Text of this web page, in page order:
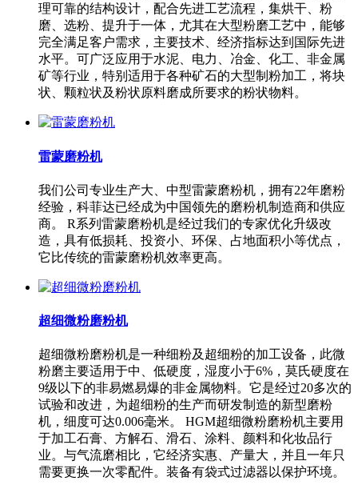
理可靠的结构设计，配合先进工艺流程，集烘干、粉
磨、选粉、提升于一体，尤其在大型粉磨工艺中，能够
完全满足客户需求，主要技术、经济指标达到国际先进
水平。可广泛应用于水泥、电力、冶金、化工、非金属
矿等行业，特别适用于各种矿石的大型制粉加工，将块
状、颗粒状及粉状原料磨成所要求的粉状物料。
雷蒙磨粉机
我们公司专业生产大、中型雷蒙磨粉机，拥有22年磨粉
经验，科菲达已经成为中国领先的磨粉机制造商和供应
商。 R系列雷蒙磨粉机是经过我们的专家优化升级改
造，具有低损耗、投资小、环保、占地面积小等优点，
它比传统的雷蒙磨粉机效率更高。
超细微粉磨粉机
超细微粉磨粉机是一种细粉及超细粉的加工设备，此微
粉磨主要适用于中、低硬度，湿度小于6%，莫氏硬度在
9级以下的非易燃易爆的非金属物料。它是经过20多次的
试验和改进，为超细粉的生产而研发制造的新型磨粉
机，细度可达0.006毫米。 HGM超细微粉磨粉机主要用
于加工石膏、方解石、滑石、涂料、颜料和化妆品行
业。与气流磨相比，它经济实惠、产量大，并且一年只
需要更换一次零配件。装备有袋式过滤器以保护环境。